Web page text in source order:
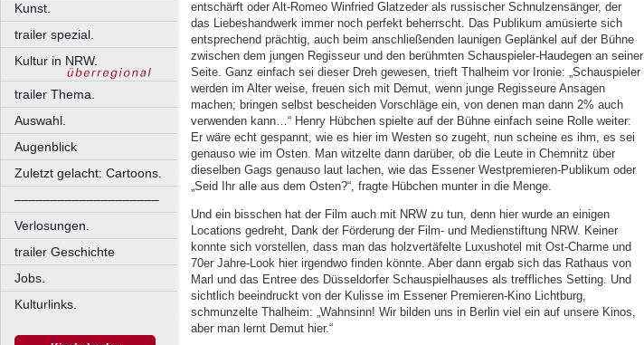
Kunst.
trailer spezial.
Kultur in NRW.
trailer Thema.
Auswahl.
Augenblick
Zuletzt gelacht: Cartoons.
––––––––––––––––––––
Verlosungen.
trailer Geschichte
Jobs.
Kulturlinks.
entschärft oder Alt-Romeo Winfried Glatzeder als russischer Schnulzensänger, der
das Liebeshandwerk immer noch perfekt beherrscht. Das Publikum amüsierte sich
entsprechend prächtig, auch beim anschließenden launigen Geplänkel auf der Bühne
zwischen dem jungen Regisseur und den berühmten Schauspieler-Haudegen an seiner
Seite. Ganz einfach sei dieser Dreh gewesen, trieft Thalheim vor Ironie: „Schauspieler
werden im Alter weise, freuen sich mit Demut, wenn junge Regisseure Ansagen
machen; bringen selbst bescheiden Vorschläge ein, von denen man dann 2% auch
verwenden kann…“ Henry Hübchen spielte auf der Bühne einfach seine Rolle weiter:
Er wäre echt gespannt, wie es hier im Westen so zugeht, nun scheine es ihm, es sei
genauso wie im Osten. Man witzelte dann darüber, ob die Leute in Chemnitz über
dieselben Gags genauso laut lachen, wie das Essener Westpremieren-Publikum oder
„Seid Ihr alle aus dem Osten?“, fragte Hübchen munter in die Menge.
Und ein bisschen hat der Film auch mit NRW zu tun, denn hier wurde an einigen
Locations gedreht, Dank der Förderung der Film- und Medienstiftung NRW. Keiner
konnte sich vorstellen, dass man das holzvertäfelte Luxushotel mit Ost-Charme und
70er Jahre-Look hier irgendwo finden könnte. Aber dann ergab sich das Rathaus von
Marl und das Entree des Düsseldorfer Schauspielhauses als treffliches Setting. Und
sichtlich beeindruckt von der Kulisse im Essener Premieren-Kino Lichtburg,
schmunzelte Thalheim: „Wahnsinn! Wir bilden uns in Berlin viel ein auf unsere Kinos,
aber man lernt Demut hier.“